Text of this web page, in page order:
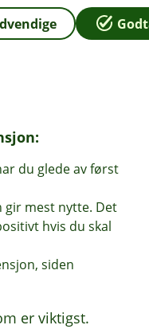
og langsiktighet i
i dag, men vil
på. Det er
sett lavere for
du glede av først
gir mest nytte. Det
hvis du skal
siden
er viktigst.